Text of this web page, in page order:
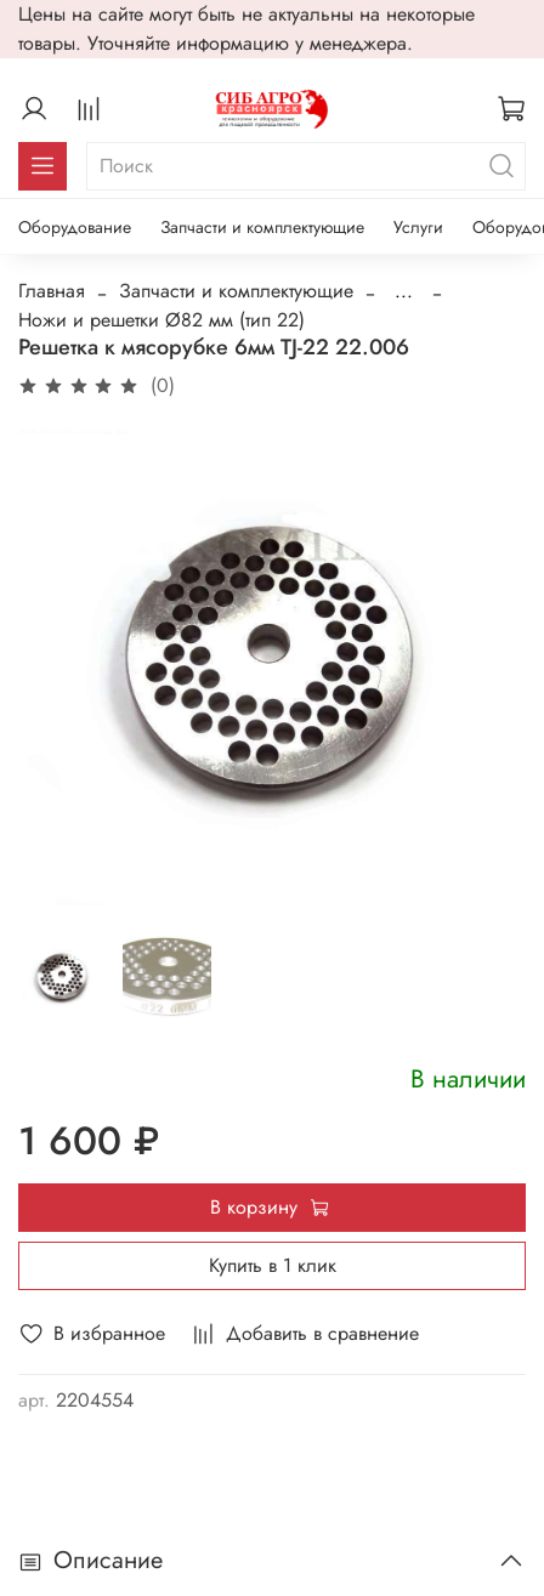
Цены на сайте могут быть не актуальны на некоторые
товары. Уточняйте информацию у менеджера.
Оборудование Запчасти и комплектующие Услуги
Главная Запчасти и комплектующие
...
Ножи и решетки Ø82 мм (тип 22)
Решетка к мясорубке 6мм TJ-22 22.006
(0)
В избранное Добавить в сравнение
арт. 2204554
В наличии
1 600 ₽
В корзину
Купить в 1 клик
Описание